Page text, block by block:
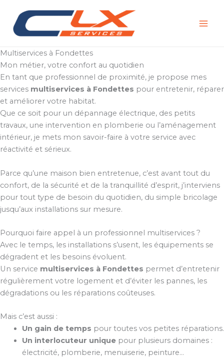
contenu
Multiservices à Fondettes
Mon métier, votre confort au quotidien
En tant que professionnel de proximité, je propose mes
services multiservices à Fondettes pour entretenir, réparer
et améliorer votre habitat.
Que ce soit pour un dépannage électrique, des petits
travaux, une intervention en plomberie ou l’aménagement
intérieur, je mets mon savoir-faire à votre service avec
réactivité et sérieux.
Parce qu’une maison bien entretenue, c’est avant tout du
confort, de la sécurité et de la tranquillité d’esprit, j’interviens
pour tout type de besoin du quotidien, du simple bricolage
jusqu’aux installations sur mesure.
Pourquoi faire appel à un professionnel multiservices ?
Avec le temps, les installations s’usent, les équipements se
dégradent et les besoins évoluent.
Un service multiservices à Fondettes permet d’entretenir
régulièrement votre logement et d’éviter les pannes, les
dégradations ou les réparations coûteuses.
Mais c’est aussi :
Un gain de temps pour toutes vos petites réparations.
Un interlocuteur uniquepour plusieurs domaines :
électricité, plomberie, menuiserie, peinture…